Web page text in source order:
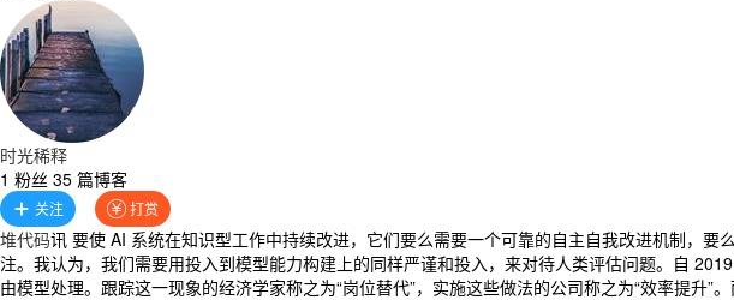
时光稀释
1 粉丝 35 篇博客
 关注 打赏
堆代码讯 要使 AI 系统在知识型工作中持续改进，它们要么需要一个可靠的自主自我改进机制，
注。我认为，我们需要用投入到模型能力构建上的同样严谨和投入，来对待人类评估问题。自
由模型处理。跟踪这一现象的经济学家称之为“岗位替代”，实施这些做法的公司称之为“效率提升”